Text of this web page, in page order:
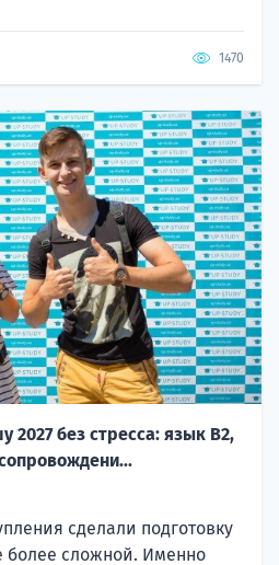
1470
2027 без стресса: язык B2,
сделали подготовку
более сложной. Именно